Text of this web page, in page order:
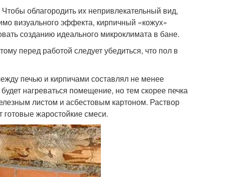
облагородить их непривлекательный вид,
визуального эффекта, кирпичный «кожух»
созданию идеального микроклимата в бане.
перед работой следует убедиться, что пол в
печью и кирпичами составлял не менее
нагреваться помещение, но тем скорее печка
листом и асбестовым картоном. Раствор
готовые жаростойкие смеси.